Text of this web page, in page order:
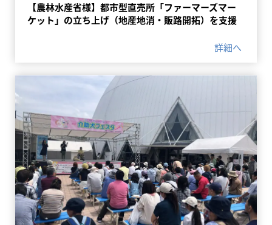
【農林水産省様】都市型直売所「ファーマーズマー
ケット」の立ち上げ（地産地消・販路開拓）を支援
詳細へ